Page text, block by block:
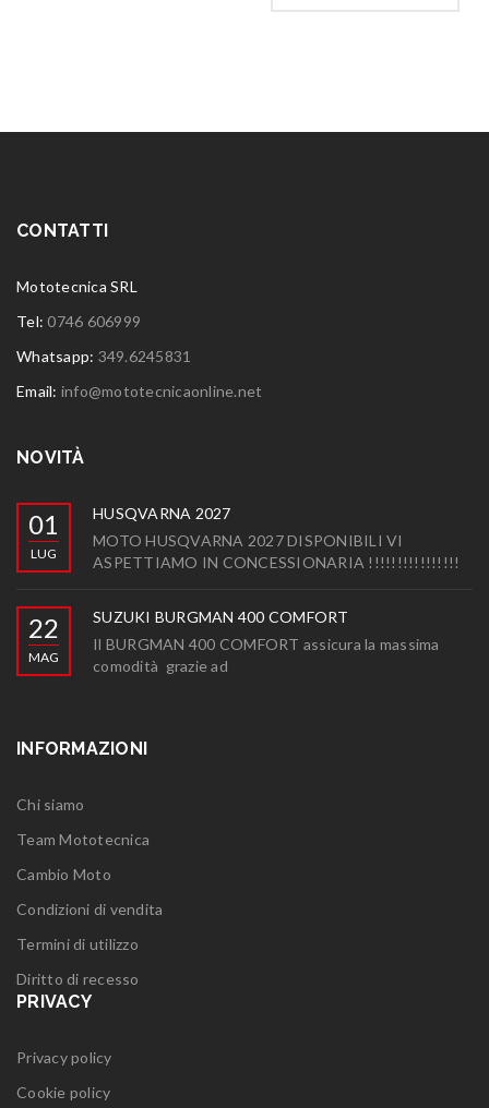
CONTATTI
Mototecnica SRL
Tel:0746 606999
Whatsapp: 349.6245831
Email: info@mototecnicaonline.net
NOVITÀ
01
LUG
HUSQVARNA 2027
MOTO HUSQVARNA 2027 DISPONIBILI VI
ASPETTIAMO IN CONCESSIONARIA !!!!!!!!!!!!!!!!
22
MAG
SUZUKI BURGMAN 400 COMFORT
Il BURGMAN 400 COMFORT assicura la massima
comodità grazie ad
INFORMAZIONI
Chi siamo
Team Mototecnica
Cambio Moto
Condizioni di vendita
Termini di utilizzo
Diritto di recesso
PRIVACY
Privacy policy
Cookie policy